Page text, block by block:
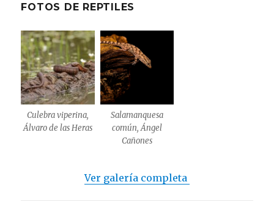
FOTOS DE REPTILES
Culebra viperina,
Álvaro de las Heras
Salamanquesa
común, Ángel
Cañones
Ver galería completa